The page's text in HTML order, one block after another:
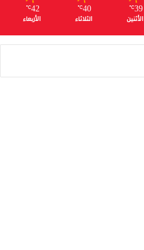
39
℃
الأثنين
40
℃
الثلاثاء
42
℃
الأربعاء